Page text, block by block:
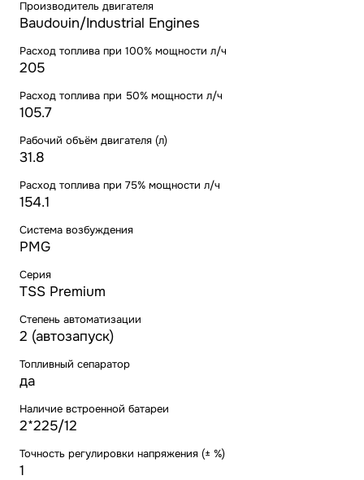
Производитель двигателя
Baudouin/Industrial Engines
Расход топлива при 100% мощности л/ч
205
Расход топлива при 50% мощности л/ч
105.7
Рабочий объём двигателя (л)
31.8
Расход топлива при 75% мощности л/ч
154.1
Система возбуждения
PMG
Серия
TSS Premium
Степень автоматизации
2 (автозапуск)
Топливный сепаратор
да
Наличие встроенной батареи
2*225/12
Точность регулировки напряжения (± %)
1